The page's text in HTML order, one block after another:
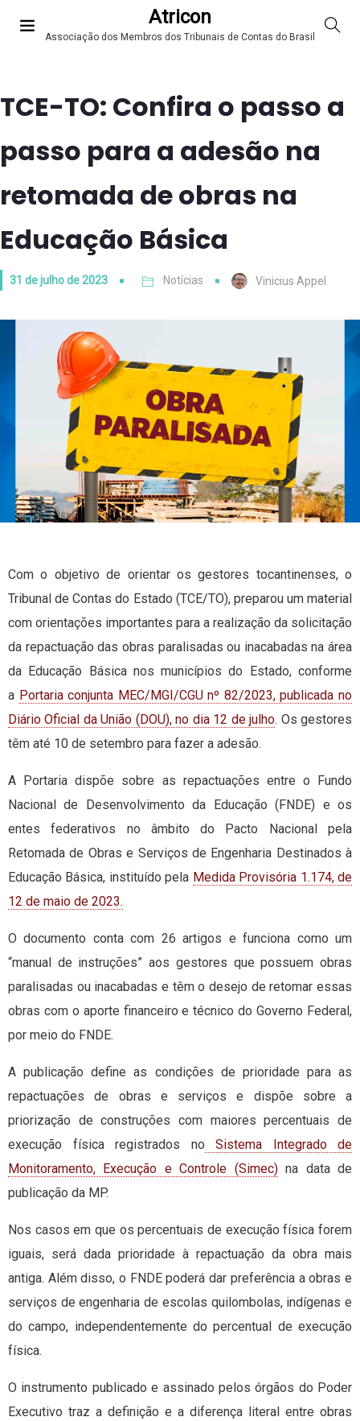
Atricon
Associação dos Membros dos Tribunais de Contas do Brasil
TCE-TO: Confira o passo a
passo para a adesão na
retomada de obras na
Educação Básica
31 de julho de 2023 Notícias Vinicius Appel
Com o objetivo de orientar os gestores tocantinenses, o
Tribunal de Contas do Estado (TCE/TO), preparou um material
com orientações importantes para a realização da solicitação
da repactuação das obras paralisadas ou inacabadas na área
da Educação Básica nos municípios do Estado, conforme
a Portaria conjunta MEC/MGI/CGU nº 82/2023, publicada no
Diário Oficial da União (DOU), no dia 12 de julho. Os gestores
têm até 10 de setembro para fazer a adesão.
A Portaria dispõe sobre as repactuações entre o Fundo
Nacional de Desenvolvimento da Educação (FNDE) e os
entes federativos no âmbito do Pacto Nacional pela
Retomada de Obras e Serviços de Engenharia Destinados à
Educação Básica, instituído pela Medida Provisória 1.174, de
12 de maio de 2023.
O documento conta com 26 artigos e funciona como um
“manual de instruções” aos gestores que possuem obras
paralisadas ou inacabadas e têm o desejo de retomar essas
obras com o aporte financeiro e técnico do Governo Federal,
por meio do FNDE.
A publicação define as condições de prioridade para as
repactuações de obras e serviços e dispõe sobre a
priorização de construções com maiores percentuais de
execução física registrados no Sistema Integrado de
Monitoramento, Execução e Controle (Simec)na data de
publicação da MP.
Nos casos em que os percentuais de execução física forem
iguais, será dada prioridade à repactuação da obra mais
antiga. Além disso, o FNDE poderá dar preferência a obras e
serviços de engenharia de escolas quilombolas, indígenas e
do campo, independentemente do percentual de execução
física.
O instrumento publicado e assinado pelos órgãos do Poder
Executivo traz a definição e a diferença literal entre obras